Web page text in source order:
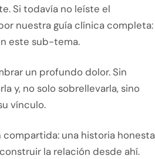
Si todavía no leíste el
nuestra guía clínica completa:
este sub-tema.
un profundo dolor. Sin
y, no solo sobrellevarla, sino
vínculo.
una historia honesta
la relación desde ahí.